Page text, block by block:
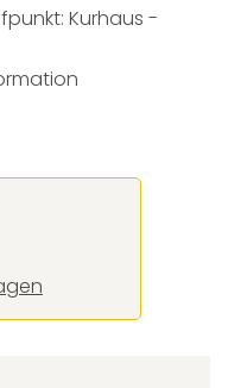
Kurhaus -